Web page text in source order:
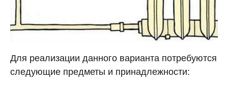
Для реализации данного варианта потребуются
следующие предметы и принадлежности: